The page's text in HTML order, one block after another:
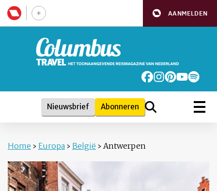
AANMELDEN
Nieuwsbrief Abonneren
Home › Europa › België › Antwerpen